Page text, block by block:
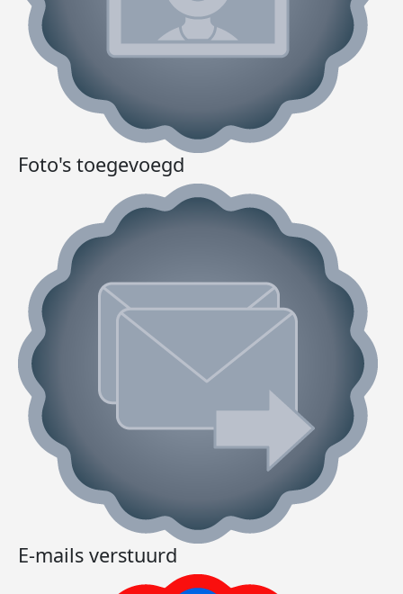
Foto's toegevoegd
E-mails verstuurd